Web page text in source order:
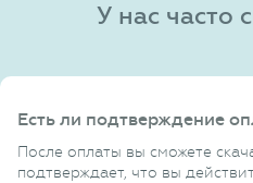
У нас часто
Есть ли подтверждение
После оплаты вы сможете
подтверждает, что вы